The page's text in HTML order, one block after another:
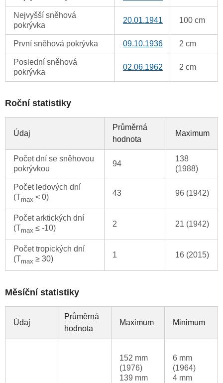
Nejvyšší sněhová
pokrývka
20.01.1941 100 cm
První sněhová pokrývka 09.10.1936 2 cm
Poslední sněhová
pokrývka
02.06.1962 2 cm
Roční statistiky
Údaj
Průměrná
hodnota
Maximum
Počet dní se sněhovou
pokrývkou
94
138
(1988)
Počet ledových dní
(Tmax < 0) 43 96 (1942)
Počet arktických dní
(Tmax ≤ -10) 2 21 (1942)
Počet tropických dní
(Tmax ≥ 30) 1 16 (2015)
Měsíční statistiky
Údaj
Průměrná
hodnota
Maximum Minimum
152 mm
(1976)
139 mm
6 mm
(1964)
4 mm